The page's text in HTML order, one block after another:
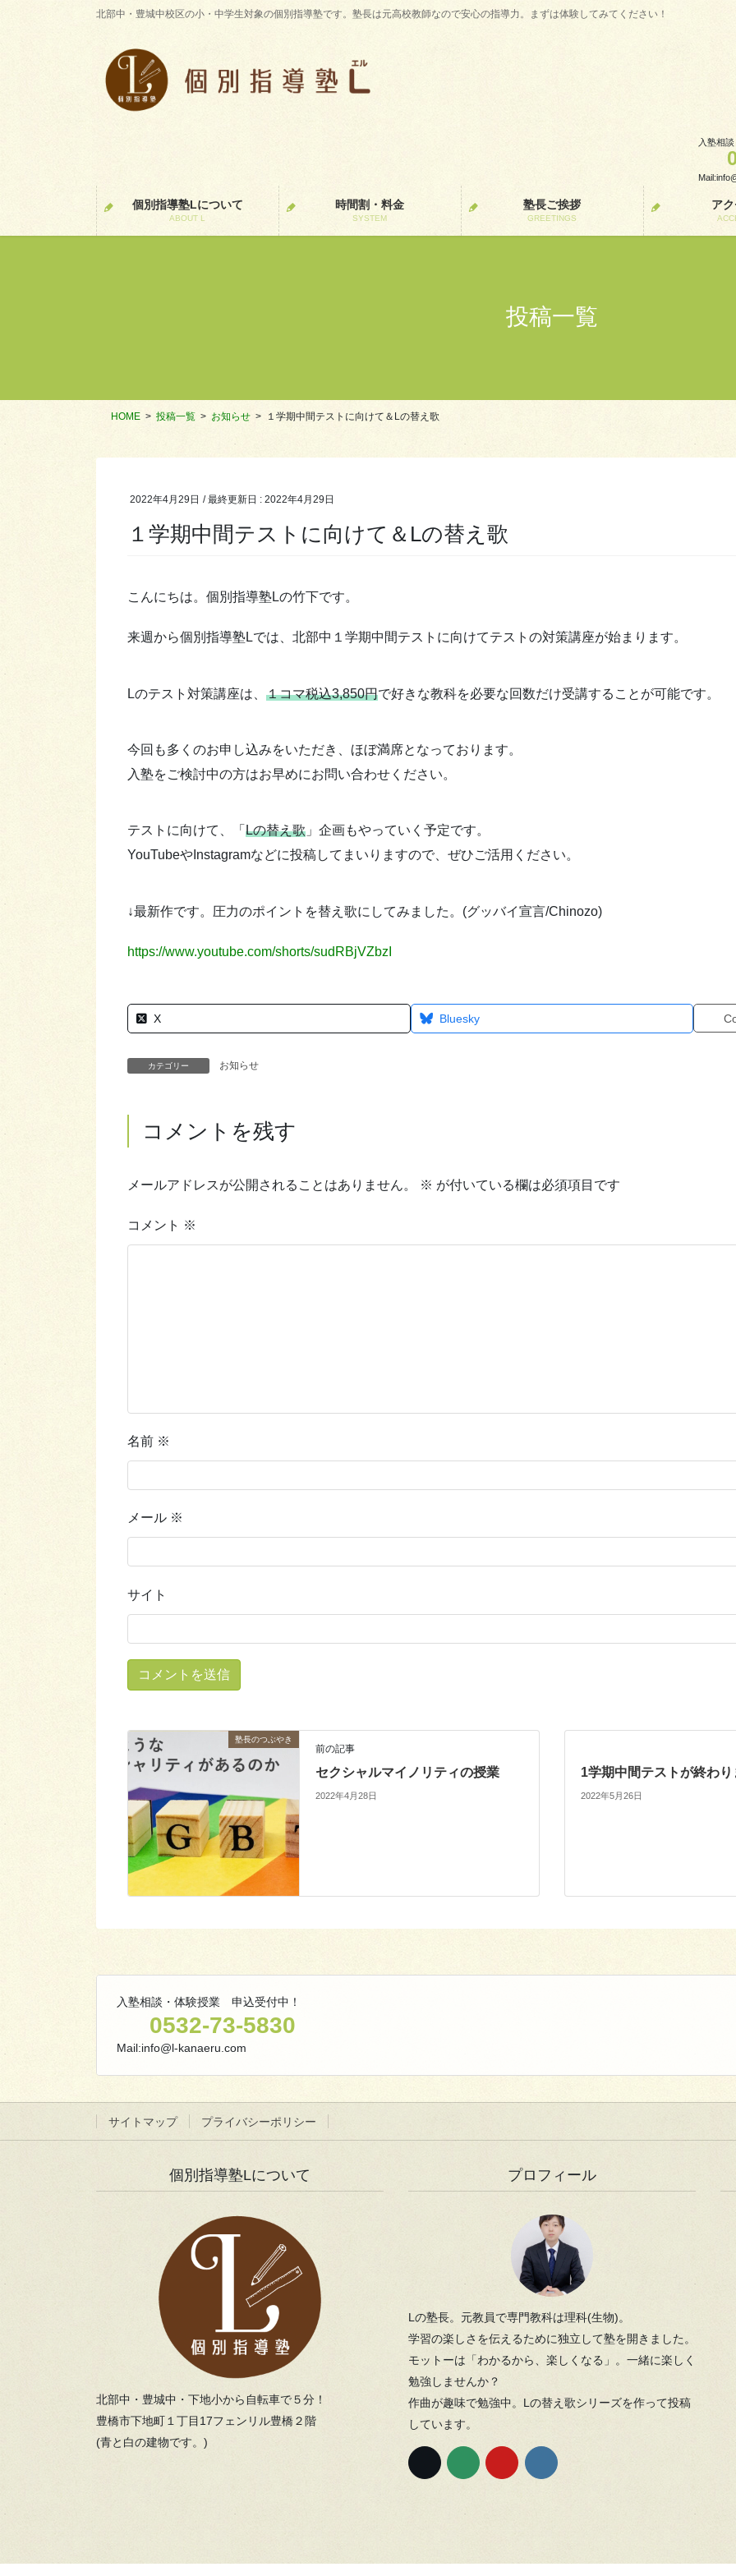
北部中・豊城中校区の小・中学生対象の個別指導塾です。塾長は元高校教師なので安心の指導力。まずは体験してみてください！
入塾相
個別指導塾Lについて
ABOUT L
時間割・料金
SYSTEM
塾長ご挨拶
GREETINGS
ア
投稿一覧
HOME 投稿一覧 お知らせ １学期中間テストに向けて＆Lの替え歌
2022年4月29日 / 最終更新日 :2022年4月29日
１学期中間テストに向けて＆Lの替え歌
こんにちは。個別指導塾Lの竹下です。
来週から個別指導塾Lでは、北部中１学期中間テストに向けてテストの対策講座が始まります。
Lのテスト対策講座は、１コマ税込3,850円で好きな教科を必要な回数だけ受講することが可能です。
今回も多くのお申し込みをいただき、ほぼ満席となっております。
入塾をご検討中の方はお早めにお問い合わせください。
テストに向けて、「Lの替え歌 」企画もやっていく予定です。
YouTubeやInstagramなどに投稿してまいりますので、ぜひご活用ください。
↓最新作です。圧力のポイントを替え歌にしてみました。(グッバイ宣言/Chinozo)
https://www.youtube.com/shorts/sudRBjVZbzI
X Bluesky
カテゴリー お知らせ
コメントを残す
メールアドレスが公開されることはありません。 ※ が付いている欄は必須項目です
コメント ※
名前 ※
メール ※
サイト
塾長のつぶやき
前の記事
セクシャルマイノリティの授業
2022年4月28日
1学期中間テストが終わり
2022年5月26日
入塾相談・体験授業 申込受付中！
0532-73-5830
Mail:info@l-kanaeru.com
サイトマップ プライバシーポリシー
個別指導塾Lについて
北部中・豊城中・下地小から自転車で５分！
豊橋市下地町１丁目17フェンリル豊橋２階
(青と白の建物です。)
プロフィール
Lの塾長。元教員で専門教科は理科(生物)。
学習の楽しさを伝えるために独立して塾を開きました。
モットーは「わかるから、楽しくなる」。一緒に楽しく
勉強しませんか？
作曲が趣味で勉強中。Lの替え歌シリーズを作って投稿
しています。